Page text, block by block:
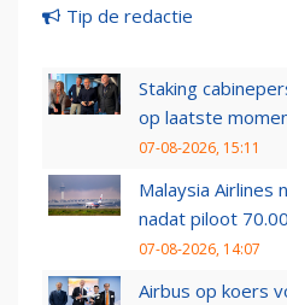
Tip de redactie
Staking
op laatste
07-08-2026, 15:11
Malaysia Airlines
nadat piloot
07-08-2026, 14:07
Airbus op koers